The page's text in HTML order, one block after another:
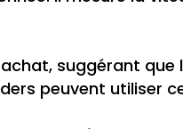
suggérant
peuvent utiliser